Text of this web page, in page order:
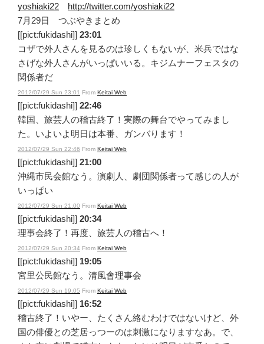
yoshiaki22
http://twitter.com/yoshiaki22
7月29日 つぶやきまとめ
[[pict:fukidashi]] 23:01
コザで外人さんを見るのは珍しくもないが、米兵ではな
さげな外人さんがいっぱいいる。キジムナーフェスタの
関係者だ
2012/07/29 Sun 23:01 From Keitai Web
[[pict:fukidashi]] 22:46
韓国、旅芸人の稽古終了！実際の舞台でやってみまし
た。いよいよ明日は本番、ガンバります！
2012/07/29 Sun 22:46 From Keitai Web
[[pict:fukidashi]] 21:00
沖縄市民会館なう。演劇人、劇団関係者って感じの人が
いっぱい
2012/07/29 Sun 21:00 From Keitai Web
[[pict:fukidashi]] 20:34
理事会終了！再度、旅芸人の稽古へ！
2012/07/29 Sun 20:34 From Keitai Web
[[pict:fukidashi]] 19:05
宮里公民館なう。清風會理事会
2012/07/29 Sun 19:05 From Keitai Web
[[pict:fukidashi]] 16:52
稽古終了！いやー、たくさん絡むわけではないけど、外
国の俳優との芝居っつーのは刺激になりますなあ。で、